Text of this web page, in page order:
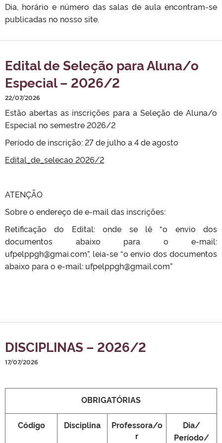
Dia, horário e número das salas de aula encontram-se
publicadas no nosso site.
Edital de Seleção para Aluna/o
Especial – 2026/2
22/07/2026
Estão abertas as inscrições para a Seleção de Aluna/o
Especial no semestre 2026/2
Período de inscrição: 27 de julho a 4 de agosto
Edital_de_selecao 2026/2
ATENÇÃO
Sobre o endereço de e-mail das inscrições:
Retificação do Edital: onde se lê “o envio dos
documentos abaixo para o e-mail:
ufpelppgh@gmai.com”, leia-se “o envio dos documentos
abaixo para o e-mail: ufpelppgh@gmail.com”
DISCIPLINAS – 2026/2
17/07/2026
OBRIGATÓRIAS
Código Disciplina
Professora/o
r
Dia/
Período/